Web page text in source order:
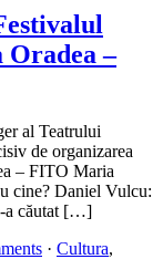
Oradea –
al Teatrului
de organizarea
– FITO Maria
cine? Daniel Vulcu:
a căutat […]
· Cultura,